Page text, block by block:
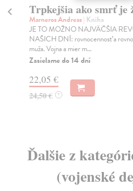
Trpkejšia ako smrť je
Marneros Andreas| Kniha
JE TO MOŽNO NAJVÄČŠIA
NAŠICH DNÍ: rovnocennosť a
muža. Vojna a mier m...
Zasielame do 14 dní
22,05 €
24,50 € ?
Ďalšie z
(vojenské